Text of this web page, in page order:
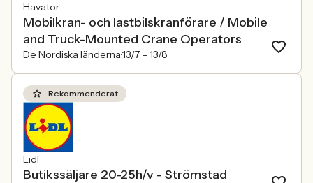
Havator
Mobilkran- och lastbilskranförare / Mobile
and Truck-Mounted Crane Operators
De Nordiska länderna13/7 – 13/8
Rekommenderat
Lidl
Butikssäljare 20-25h/v - Strömstad